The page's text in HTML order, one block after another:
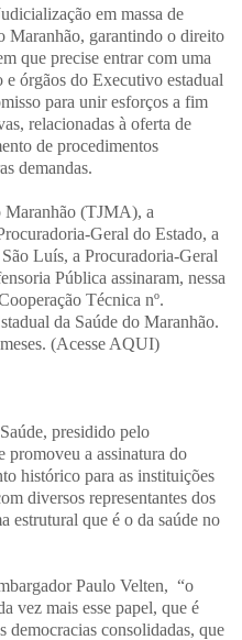
em massa de
Maranhão, garantindo o direito
que precise entrar com uma
e órgãos do Executivo estadual
para unir esforços a fim
relacionadas à oferta de
de procedimentos
demandas.
Maranhão (TJMA), a
Geral do Estado, a
Luís, a Procuradoria-Geral
Pública assinaram, nessa
Técnica nº.
da Saúde do Maranhão.
(Acesse AQUI)
presidido pelo
promoveu a assinatura do
histórico para as instituições
diversos representantes dos
estrutural que é o da saúde no
Paulo Velten, “o
vez mais esse papel, que é
democracias consolidadas, que